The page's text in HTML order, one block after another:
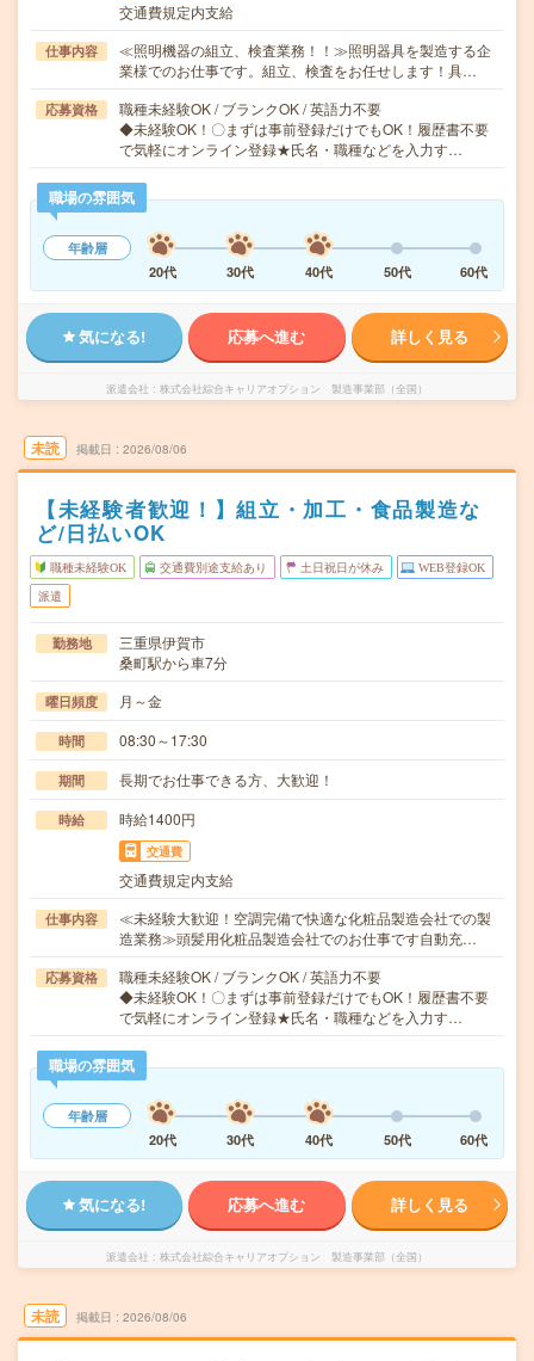
交通費規定内支給
仕事内容
≪照明機器の組立、検査業務！！≫照明器具を製造する企
業様でのお仕事です。組立、検査をお任せします！具…
応募資格
職種未経験OK / ブランクOK / 英語力不要
◆未経験OK！〇まずは事前登録だけでもOK！履歴書不要
で気軽にオンライン登録★氏名・職種などを入力す…
職場の雰囲気
年齢層
20代
30代 40代 50代 60代
気になる! 応募へ進む 詳しく見る
派遣会社 株式会社綜合キャリアオプション 製造事業部（全国）
未読 掲載日 2026/08/06
【未経験者歓迎！】組立・加工・食品製造な
ど/日払いOK
職種未経験OK 交通費別途支給あり 土日祝日が休み WEB登録OK
派遣
勤務地
三重県伊賀市
桑町駅から車7分
曜日頻度 月～金
時間 08:30～17:30
期間 長期でお仕事できる方、大歓迎！
時給 時給1400円
交通費
交通費規定内支給
仕事内容
≪未経験大歓迎！空調完備で快適な化粧品製造会社での製
造業務≫頭髪用化粧品製造会社でのお仕事です自動充…
応募資格
職種未経験OK / ブランクOK / 英語力不要
◆未経験OK！〇まずは事前登録だけでもOK！履歴書不要
で気軽にオンライン登録★氏名・職種などを入力す…
職場の雰囲気
年齢層
20代
30代 40代 50代 60代
気になる! 応募へ進む 詳しく見る
派遣会社 株式会社綜合キャリアオプション 製造事業部（全国）
未読 掲載日 2026/08/06